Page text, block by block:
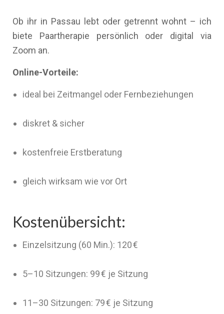
Ob ihr in Passau lebt oder getrennt wohnt – ich
biete Paartherapie persönlich oder digital via
Zoom an.
Online-Vorteile:
ideal bei Zeitmangel oder Fernbeziehungen
diskret & sicher
kostenfreie Erstberatung
gleich wirksam wie vor Ort
Kostenübersicht:
Einzelsitzung (60 Min.): 120 €
5–10 Sitzungen: 99 € je Sitzung
11–30 Sitzungen: 79 € je Sitzung